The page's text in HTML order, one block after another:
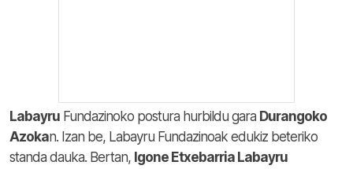
Labayru Fundazinoko postura hurbildu gara Durangoko
Azokan. Izan be, Labayru Fundazinoak edukiz beteriko
standa dauka. Bertan, Igone Etxebarria Labayru